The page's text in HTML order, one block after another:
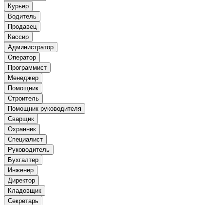
Курьер
Водитель
Продавец
Кассир
Администратор
Оператор
Программист
Менеджер
Помощник
Строитель
Помощник руководителя
Сварщик
Охранник
Специалист
Руководитель
Бухгалтер
Инженер
Директор
Кладовщик
Секретарь